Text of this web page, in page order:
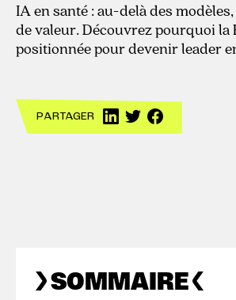
IA en santé : au-delà des
de valeur. Découvrez pourquoi la
positionnée pour devenir leader
PARTAGER
SOMMAIRE